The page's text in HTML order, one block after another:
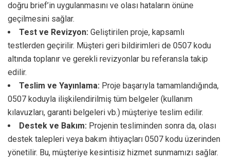
doğru brief’in uygulanmasını ve olası hataların önüne
geçilmesini sağlar.
Test ve Revizyon: Geliştirilen proje, kapsamlı
testlerden geçirilir. Müşteri geri bildirimleri de 0507 kodu
altında toplanır ve gerekli revizyonlar bu referansla takip
edilir.
Teslim ve Yayınlama: Proje başarıyla tamamlandığında,
0507 koduyla ilişkilendirilmiş tüm belgeler (kullanım
kılavuzları, garanti belgeleri vb.) müşteriye teslim edilir.
Destek ve Bakım: Projenin tesliminden sonra da, olası
destek talepleri veya bakım ihtiyaçları 0507 kodu üzerinden
yönetilir. Bu, müşteriye kesintisiz hizmet sunmamızı sağlar.